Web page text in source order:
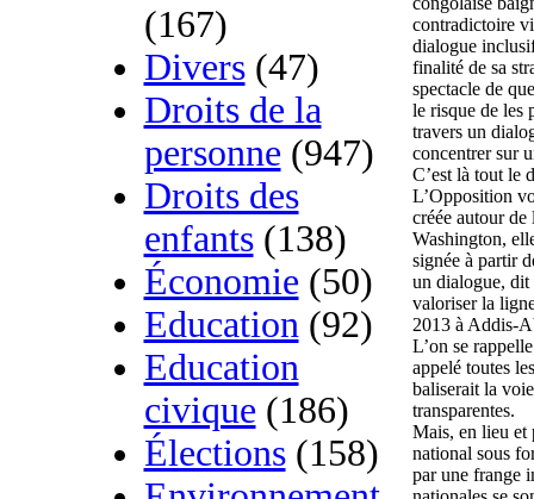
(167)
Divers(47)
Droits de la
personne (947)
Droits des
enfants(138)
Économie (50)
Education(92)
Education
civique (186)
Élections(158)
contradictoire
dialogue
finalité de sa
spectacle de
le risque de les
travers un
concentrer sur
C’est là tout le
L’Opposition
créée autour
Washington,
signée à partir
un dialogue, dit
valoriser la
2013 à Addis-
L’on se
appelé toutes
baliserait la
transparentes.
Mais, en lieu et
national sous
par une frange